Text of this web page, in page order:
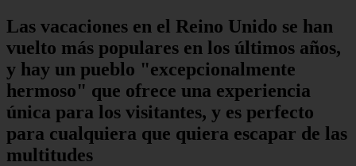
Las vacaciones en el Reino Unido se han
vuelto más populares en los últimos años,
y hay un pueblo "excepcionalmente
hermoso" que ofrece una experiencia
única para los visitantes, y es perfecto
para cualquiera que quiera escapar de las
multitudes